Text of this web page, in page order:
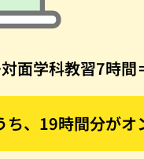
面学科教習7時
、19時間分がオ